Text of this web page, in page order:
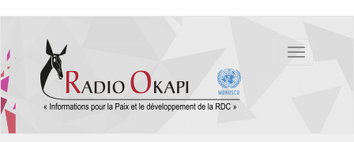
contenu
principal
Toggle